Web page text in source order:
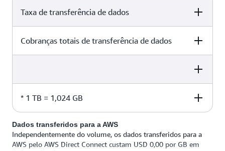
409.600 GB*
Taxa de transferência de dados
USD 0,02 por GB
Cobranças totais de transferência de dados
USD 8.192,00 por mês
409.600 GB x USD 0,02
* 1 TB = 1,024 GB
Dados transferidos para a AWS
Independentemente do volume, os dados transferidos para a
AWS pelo AWS Direct Connect custam USD 0,00 por GB em